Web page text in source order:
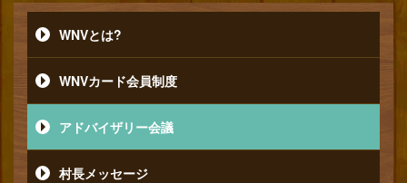
WNVとは?
WNVカード会員制度
アドバイザリー会議
村長メッセージ